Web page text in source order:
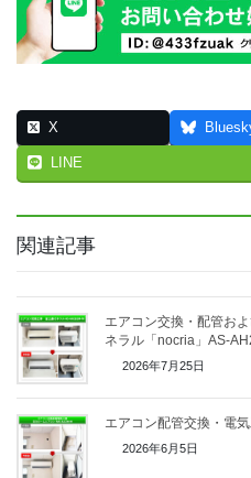
X
LINE
関連記事
エアコン交換・配管お
ネラル「nocria」AS-
2026年7月25日
エアコン配管交換・電
2026年6月5日